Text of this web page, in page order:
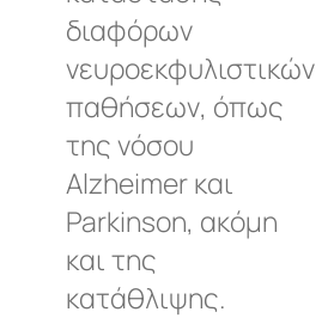
διαφόρων
νευροεκφυλιστικών
παθήσεων, όπως
της νόσου
Alzheimer και
Parkinson, ακόμη
και της
κατάθλιψης.